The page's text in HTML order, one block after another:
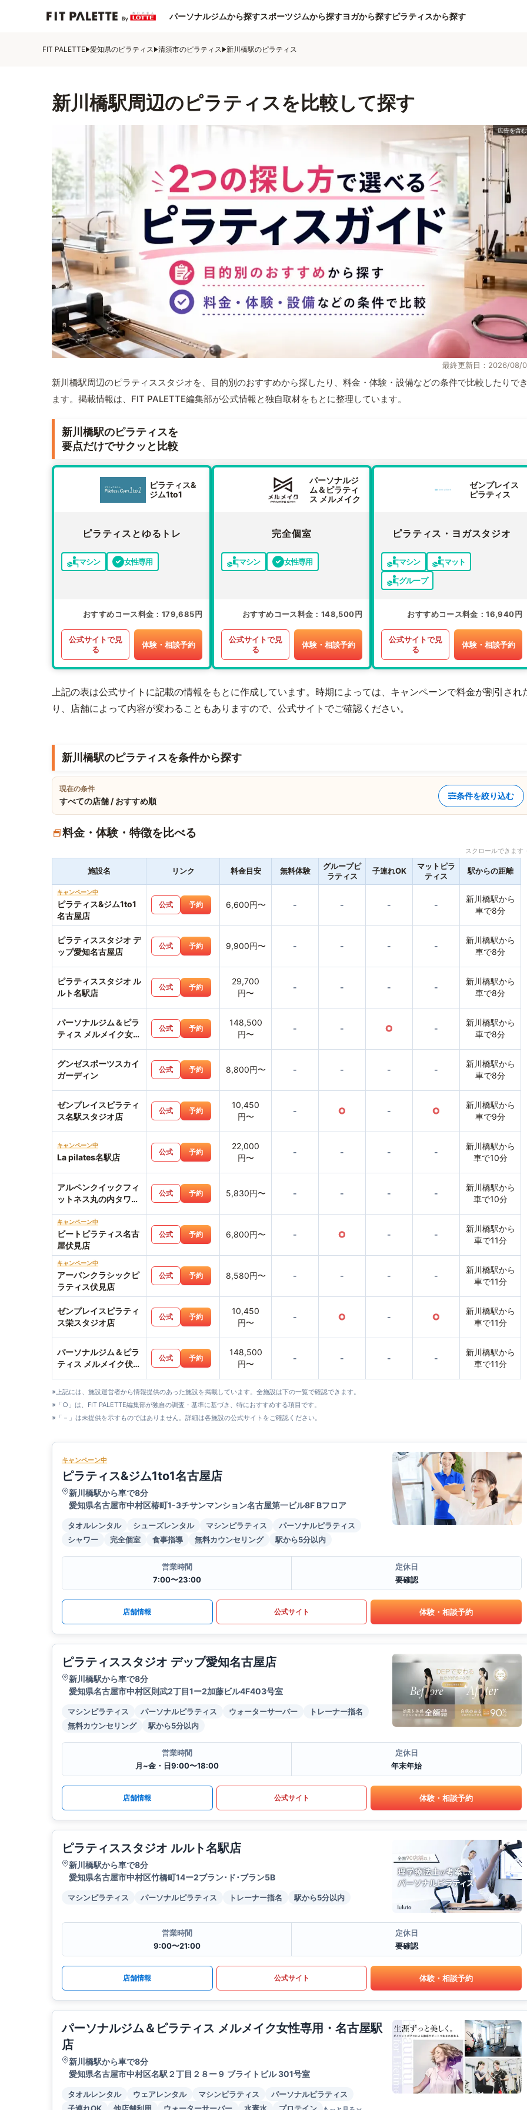
パーソナルジムから探すスポーツジムから探すヨガから探すピラティスから探す
FIT PALETTE 愛知県のピラティス 清須市のピラティス 新川橋駅のピラティス
新川橋駅周辺のピラティスを比較して探す
最終更新日：2026/08/
新川橋駅周辺のピラティススタジオを、目的別のおすすめから探したり、料金・体験・設備などの条件で比較したりで
ます。掲載情報は、FIT PALETTE編集部が公式情報と独自取材をもとに整理しています。
新川橋駅のピラティスを
要点だけでサクッと比較
ピラティス&
ジム1to1
ピラティスとゆるトレ
マシン 女性専用
おすすめコース料金 179,685円
公式サイトで見
る
体験・相談予約
パーソナルジ
ム＆ピラティ
ス メルメイク
完全個室
マシン 女性専用
おすすめコース料金 148,500円
公式サイトで見
る
体験・相談予約
ゼンプレイス
ピラティス
ピラティス・ヨガスタジオ
マシン
マット
グループ
おすすめコース料金 16,940円
公式サイトで見
る
体験・相談予約
上記の表は公式サイトに記載の情報をもとに作成しています。時期によっては、キャンペーンで料金が割引され
り、店舗によって内容が変わることもありますので、公式サイトでご確認ください。
新川橋駅のピラティスを条件から探す
現在の条件
すべての店舗 / おすすめ順
条件を絞り込む
料金・体験・特徴を比べる
スクロールできま
施設名 リンク 料金目安 無料体験
グループピ
ラティス
子連れOK
マットピラ
ティス
駅からの距離
キャンペーン中
ピラティス&ジム1to1
名古屋店
公式 予約 6,600円〜 - - - -
新川橋駅から
車で8分
ピラティススタジオ デ
ップ愛知名古屋店
公式 予約 9,900円〜 - - - -
新川橋駅から
車で8分
ピラティススタジオ ル
ルト名駅店
公式 予約
29,700
円〜
- - - -
新川橋駅から
車で8分
パーソナルジム＆ピラ
ティス メルメイク女性
公式 予約
148,500
円〜
- - ○ -
新川橋駅から
車で8分
グンゼスポーツスカイ
ガーディン
公式 予約 8,800円〜 - - - -
新川橋駅から
車で8分
ゼンプレイスピラティ
ス名駅スタジオ店
公式 予約
10,450
円〜
- ○ - ○
新川橋駅から
車で9分
キャンペーン中
La pilates名駅店
公式 予約
22,000
円〜
- - - -
新川橋駅から
車で10分
アルペンクイックフィ
ットネス丸の内タワー
公式 予約 5,830円〜 - - - -
新川橋駅から
車で10分
キャンペーン中
ビートピラティス名古
屋伏見店
公式 予約 6,800円〜 - ○ - -
新川橋駅から
車で11分
キャンペーン中
アーバンクラシックピ
ラティス伏見店
公式 予約 8,580円〜 - - - -
新川橋駅から
車で11分
ゼンプレイスピラティ
ス栄スタジオ店
公式 予約
10,450
円〜
- ○ - ○
新川橋駅から
車で11分
パーソナルジム＆ピラ
ティス メルメイク伏見
公式 予約
148,500
円〜
- - - -
新川橋駅から
車で11分
※上記には、施設運営者から情報提供のあった施設を掲載しています。全施設は下の一覧で確認できます。
※「○」は、FIT PALETTE編集部が独自の調査・基準に基づき、特におすすめする項目です。
※「－」は未提供を示すものではありません。詳細は各施設の公式サイトをご確認ください。
キャンペーン中
ピラティス&ジム1to1名古屋店
新川橋駅から車で8分
愛知県名古屋市中村区椿町1-3チサンマンション名古屋第一ビル8F Bフロア
タオルレンタル シューズレンタル マシンピラティス
パーソナルピラティス
シャワー
完全個室 食事指導 無料カウンセリング 駅から5分以内
営業時間
7:00〜23:00
定休日
要確認
店舗情報 公式サイト 体験・相談予約
ピラティススタジオ デップ愛知名古屋店
新川橋駅から車で8分
愛知県名古屋市中村区則武2丁目1ー2加藤ビル4F403号室
マシンピラティス パーソナルピラティス ウォーターサーバー
トレーナー指名
無料カウンセリング
駅から5分以内
営業時間
月~金・日9:00〜18:00
定休日
年末年始
店舗情報 公式サイト 体験・相談予約
ピラティススタジオ ルルト名駅店
新川橋駅から車で8分
愛知県名古屋市中村区竹橋町14ー2ブラン･ド･ブラン5B
マシンピラティス パーソナルピラティス トレーナー指名 駅から5分以内
営業時間
9:00〜21:00
定休日
要確認
店舗情報 公式サイト 体験・相談予約
パーソナルジム＆ピラティス メルメイク女性専用・名古屋駅
店
新川橋駅から車で8分
愛知県名古屋市中村区名駅２丁目２８ー９ ブライトビル 301号室
タオルレンタル ウェアレンタル マシンピラティス
パーソナルピラティス